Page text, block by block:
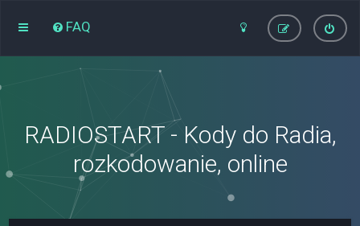
FAQ
RADIOSTART - Kody do Radia,
rozkodowanie, online